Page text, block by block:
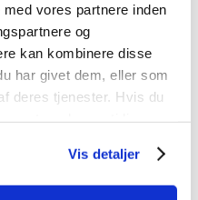
vores partnere inden
og
kan kombinere disse
har givet dem, eller som
deres tjenester. Hvis du
Vis detaljer
vi primært med nye og
har også andre
med charme og
til enhver smag.